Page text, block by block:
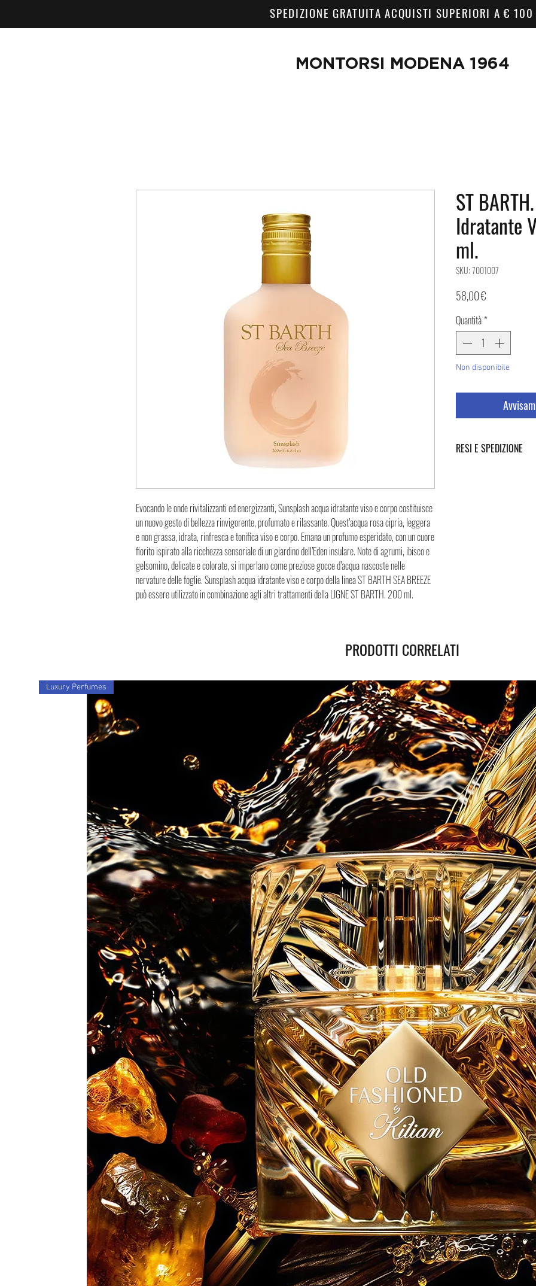
SPEDIZIONE GRATUITA ACQUISTI SUPERIORI A € 100
MONTORSI MODENA 1964
Evocando le onde rivitalizzanti ed energizzanti, Sunsplash acqua idratante viso e corpo costituisce
un nuovo gesto di bellezza rinvigorente, profumato e rilassante. Quest’acqua rosa cipria, leggera
e non grassa, idrata, rinfresca e tonifica viso e corpo. Emana un profumo esperidato, con un cuore
fiorito ispirato alla ricchezza sensoriale di un giardino dell’Eden insulare. Note di agrumi, ibisco e
gelsomino, delicate e colorate, si imperlano come preziose gocce d’acqua nascoste nelle
nervature delle foglie. Sunsplash acqua idratante viso e corpo della linea ST BARTH SEA BREEZE
può essere utilizzato in combinazione agli altri trattamenti della LIGNE ST BARTH. 200 ml.
ST
Idratante
ml.
SKU: 7001007
58,00 €
Quantità*
Non disponibile
RESI E SPEDIZIONE
PRODOTTI CORRELATI
Luxury Perfumes